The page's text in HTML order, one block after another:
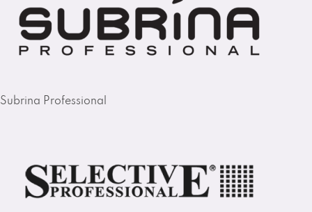
Subrina Professional